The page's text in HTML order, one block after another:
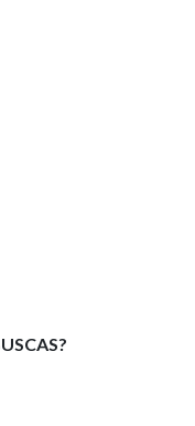
de